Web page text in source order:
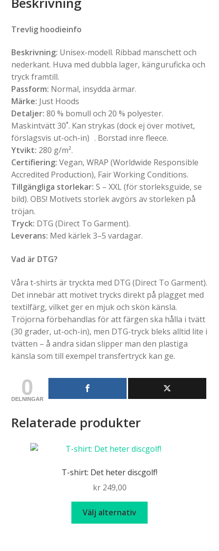
Trevlig hoodieinfo
Beskrivning: Unisex-modell. Ribbad manschett och
nederkant. Huva med dubbla lager, känguruficka och
tryck framtill.
Passform: Normal, insydda ärmar.
Märke: Just Hoods
Detaljer: 80 % bomull och 20 % polyester.
Maskintvätt 30˚. Kan strykas (dock ej över motivet,
förslagsvis ut-och-in) . Borstad inre fleece.
Ytvikt: 280 g/m².
Certifiering: Vegan, WRAP (Worldwide Responsible
Accredited Production), Fair Working Conditions.
Tillgängliga storlekar: S – XXL (för storleksguide, se
bild). OBS! Motivets storlek avgörs av storleken på
tröjan.
Tryck: DTG (Direct To Garment).
Leverans: Med kärlek 3–5 vardagar.
Vad är DTG?
Våra t-shirts är tryckta med DTG (Direct To Garment).
Det innebär att motivet trycks direkt på plagget med
textilfärg, vilket ger en mjuk och skön känsla.
Tröjorna förbehandlas för att färgen ska hålla i tvätt
(30 grader, ut-och-in), men DTG-tryck bleks alltid lite i
tvätten – å andra sidan slipper man den plastiga
känsla som till exempel transfertryck kan ge.
0
DELNINGAR
Relaterade produkter
T-shirt: Det heter discgolf!
kr249,00
Välj alternativ